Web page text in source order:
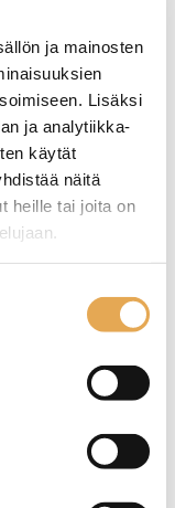
ja mainosten
Lisäksi
ja analytiikka-
käytät
näitä
heille tai joita on